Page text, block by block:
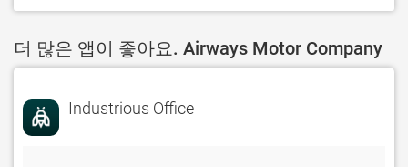
더 많은 앱이 좋아요. Airways Motor Company
Industrious Office